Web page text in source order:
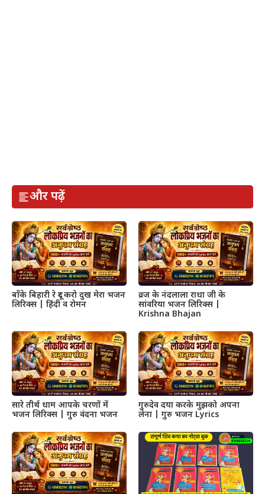
और पढ़ें
बाँके बिहारी रे दूर करो दुख मेरा भजन
लिरिक्स | हिंदी व रोमन
व्रज के नंदलाला राधा जी के
सांवरिया भजन लिरिक्स |
Krishna Bhajan
सारे तीर्थ धाम आपके चरणों में
भजन लिरिक्स | गुरु वंदना भजन
गुरुदेव दया करके मुझको अपना
लेना | गुरु भजन Lyrics